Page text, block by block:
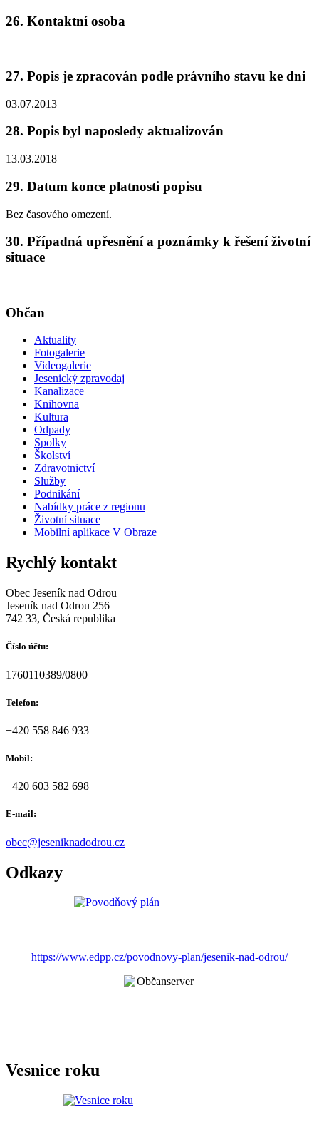
26. Kontaktní osoba
27. Popis je zpracován podle právního stavu ke dni
03.07.2013
28. Popis byl naposledy aktualizován
13.03.2018
29. Datum konce platnosti popisu
Bez časového omezení.
30. Případná upřesnění a poznámky k řešení životní
situace
Občan
Aktuality
Fotogalerie
Videogalerie
Jesenický zpravodaj
Kanalizace
Knihovna
Kultura
Odpady
Spolky
Školství
Zdravotnictví
Služby
Podnikání
Nabídky práce z regionu
Životní situace
Mobilní aplikace V Obraze
Rychlý kontakt
Obec Jeseník nad Odrou
Jeseník nad Odrou 256
742 33, Česká republika
Číslo účtu:
1760110389/0800
Telefon:
+420 558 846 933
Mobil:
+420 603 582 698
E-mail:
obec@jeseniknadodrou.cz
Odkazy
https://www.edpp.cz/povodnovy-plan/jesenik-nad-odrou/
Vesnice roku